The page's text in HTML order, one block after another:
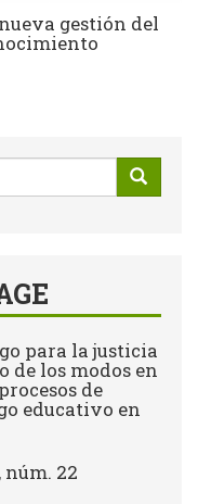
gestión del
para la justicia
de los modos en
de
educativo en
22